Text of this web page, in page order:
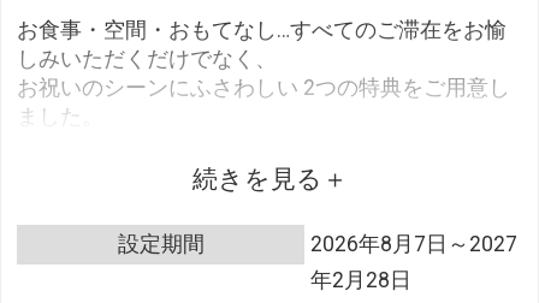
お食事・空間・おもてなし…すべてのご滞在をお愉
しみいただくだけでなく、
お祝いのシーンにふさわしい 2つの特典をご用意し
ました。
大切な人と過ごす記念日を、かけがえのない思い出
に…
AUBERGE YUSURA で心温まるひとときをお愉しみく
続きを見る
設定期間
2026年8月7日～2027
年2月28日